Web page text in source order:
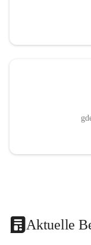
Aktuelle